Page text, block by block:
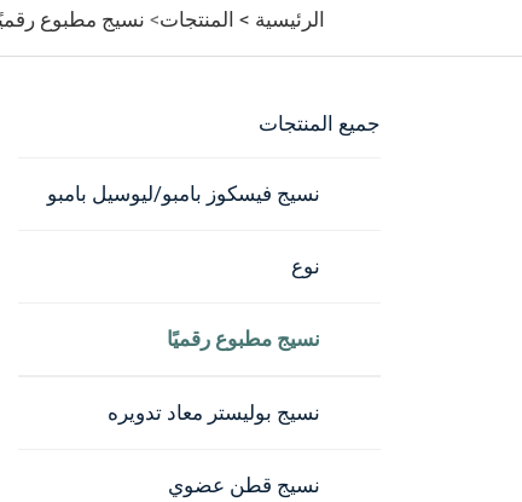
الرئيسية > المنتجات> نسيج مطبوع
جميع المنتجات
نسيج فيسكوز بامبو/ليوسيل بامبو
نوع
نسيج مطبوع رقميًا
نسيج بوليستر معاد تدويره
نسيج قطن عضوي